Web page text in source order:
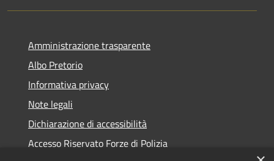
Amministrazione trasparente
Albo Pretorio
Informativa privacy
Note legali
Dichiarazione di accessibilità
Accesso Riservato Forze di Polizia